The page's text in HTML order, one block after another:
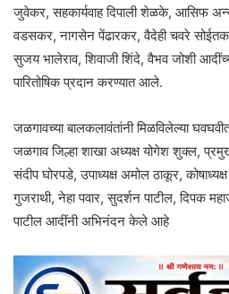
जुवेकर, सहकार्यवाह दिपाली शेळके, आसिफ
वडसकर, नागसेन पेंढारकर, वैदेही चवरे
सुजय भालेराव, शिवाजी शिंदे, वैभव जोशी
पारितोषिक प्रदान करण्यात आले.
जळगावच्या बालकलावंतांनी मिळविलेल्या
जळगाव जिल्हा शाखा अध्यक्ष योगेश शुक्ल, प्रमुख
संदीप घोरपडे, उपाध्यक्ष अमोल ठाकूर,
गुजराथी, नेहा पवार, सुदर्शन पाटील, दिपक
पाटील आदींनी अभिनंदन केले आहे